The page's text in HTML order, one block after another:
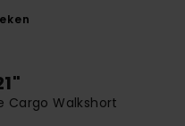
Cargo Walkshort